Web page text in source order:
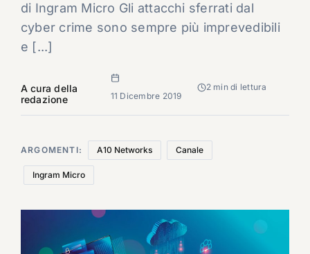
di Ingram Micro Gli attacchi sferrati dal
cyber crime sono sempre più imprevedibili
e [...]
A cura della
redazione
11 Dicembre 2019
2 min di lettura
ARGOMENTI: A10 Networks Canale
Ingram Micro